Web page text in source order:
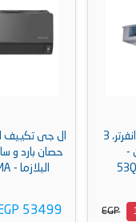
حصان بارد و ساخن،
EGP 53499
- 15%